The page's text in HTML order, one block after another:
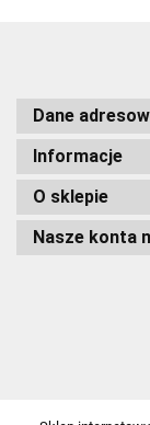
Dane
Informacje
O sklepie
Nasze konta